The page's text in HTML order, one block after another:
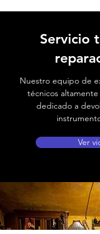
Servicio
Nuestro equipo de
técnicos
dedicado a
Ver